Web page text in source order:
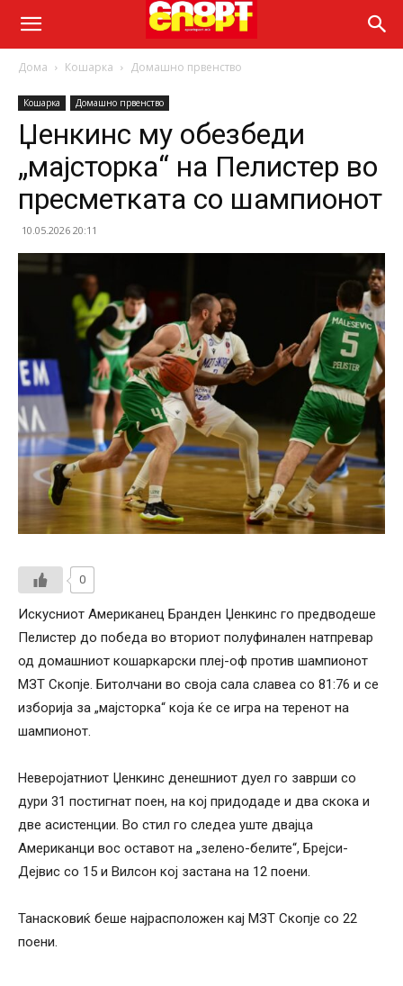
Дома Кошарка Домашно првенство
Кошарка Домашно првенство
Џенкинс му обезбеди
„мајсторка“ на Пелистер во
пресметката со шампионот
10.05.2026 20:11
0
Искусниот Американец Бранден Џенкинс го предводеше
Пелистер до победа во вториот полуфинален натпревар
од домашниот кошаркарски плеј-оф против шампионот
МЗТ Скопје. Битолчани во своја сала славеа со 81:76 и се
изборија за „мајсторка“ која ќе се игра на теренот на
шампионот.
Неверојатниот Џенкинс денешниот дуел го заврши со
дури 31 постигнат поен, на кој придодаде и два скока и
две асистенции. Во стил го следеа уште двајца
Американци вос оставот на „зелено-белите“, Брејси-
Дејвис со 15 и Вилсон кој застана на 12 поени.
Танасковиќ беше најрасположен кај МЗТ Скопје со 22
поени.